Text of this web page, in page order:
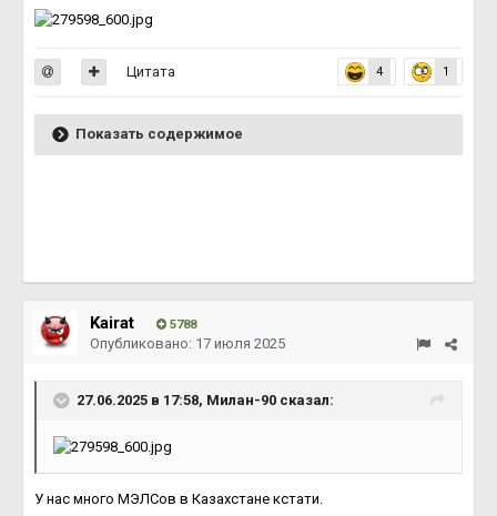
4 1
Цитата
Показать содержимое
Kairat 5788
Опубликовано: 17 июля 2025
27.06.2025 в 17:58, Милан-90 сказал:
У нас много МЭЛСов в Казахстане кстати.